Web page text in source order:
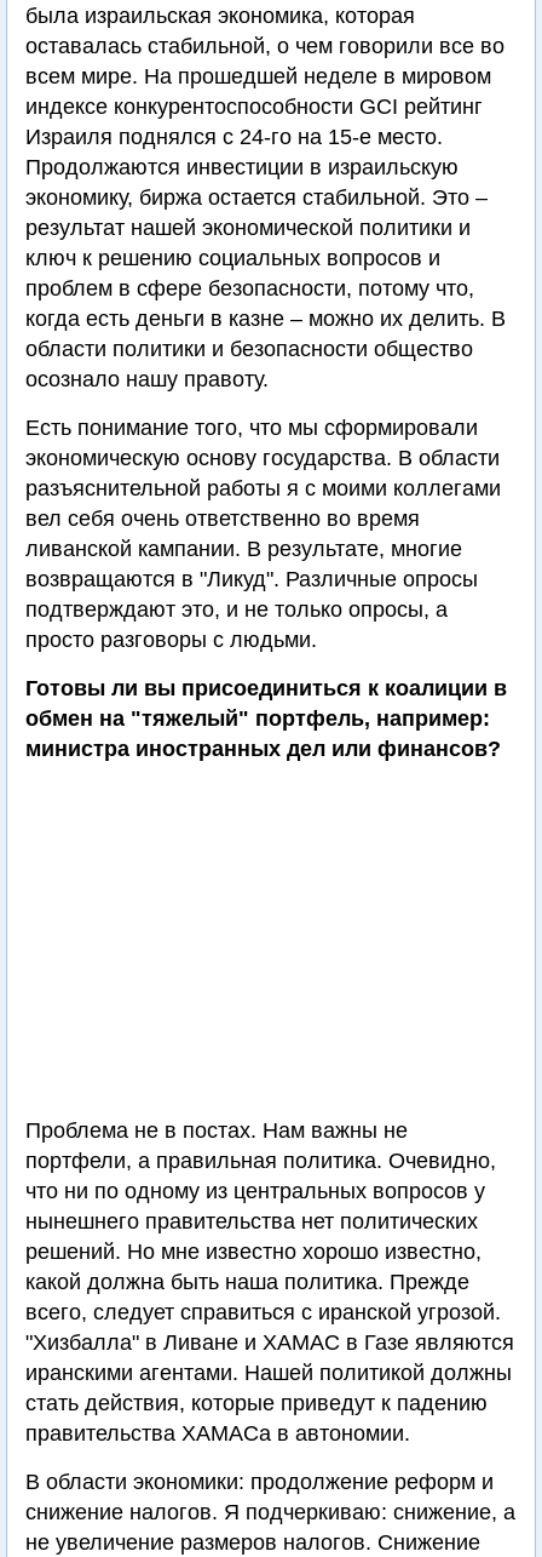
была израильская экономика, которая
оставалась стабильной, о чем говорили все во
всем мире. На прошедшей неделе в мировом
индексе конкурентоспособности GCI рейтинг
Израиля поднялся с 24-го на 15-е место.
Продолжаются инвестиции в израильскую
экономику, биржа остается стабильной. Это –
результат нашей экономической политики и
ключ к решению социальных вопросов и
проблем в сфере безопасности, потому что,
когда есть деньги в казне – можно их делить. В
области политики и безопасности общество
осознало нашу правоту.
Есть понимание того, что мы сформировали
экономическую основу государства. В области
разъяснительной работы я с моими коллегами
вел себя очень ответственно во время
ливанской кампании. В результате, многие
возвращаются в "Ликуд". Различные опросы
подтверждают это, и не только опросы, а
просто разговоры с людьми.
Готовы ли вы присоединиться к коалиции в
обмен на "тяжелый" портфель, например:
министра иностранных дел или финансов?
Проблема не в постах. Нам важны не
портфели, а правильная политика. Очевидно,
что ни по одному из центральных вопросов у
нынешнего правительства нет политических
решений. Но мне известно хорошо известно,
какой должна быть наша политика. Прежде
всего, следует справиться с иранской угрозой.
"Хизбалла" в Ливане и ХАМАС в Газе являются
иранскими агентами. Нашей политикой должны
стать действия, которые приведут к падению
правительства ХАМАСа в автономии.
В области экономики: продолжение реформ и
снижение налогов. Я подчеркиваю: снижение, а
не увеличение размеров налогов. Снижение